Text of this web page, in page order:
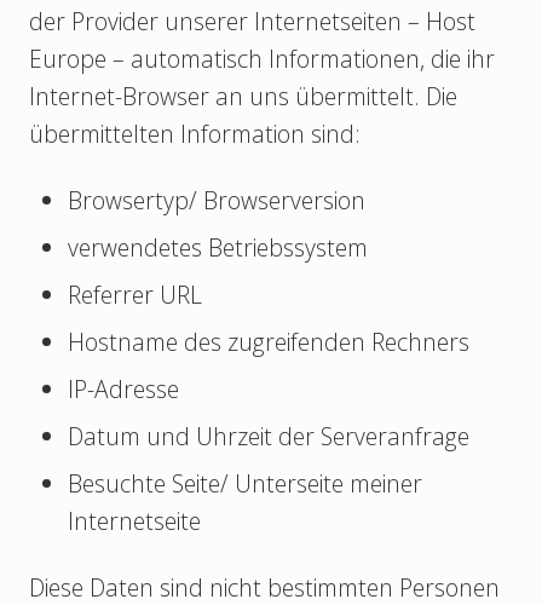
der Provider unserer Internetseiten – Host
Europe – automatisch Informationen, die ihr
Internet-Browser an uns übermittelt. Die
übermittelten Information sind:
Browsertyp/ Browserversion
verwendetes Betriebssystem
Referrer URL
Hostname des zugreifenden Rechners
IP-Adresse
Datum und Uhrzeit der Serveranfrage
Besuchte Seite/ Unterseite meiner
Internetseite
Diese Daten sind nicht bestimmten Personen